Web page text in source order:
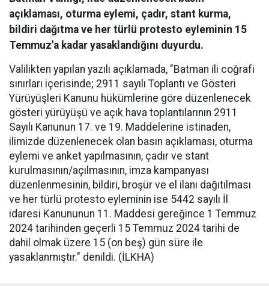
açıklaması, oturma eylemi, çadır, stant kurma,
bildiri dağıtma ve her türlü protesto eyleminin 15
Temmuz'a kadar yasaklandığını duyurdu.
Valilikten yapılan yazılı açıklamada, "Batman ili coğrafi
sınırları içerisinde; 2911 sayılı Toplantı ve Gösteri
Yürüyüşleri Kanunu hükümlerine göre düzenlenecek
gösteri yürüyüşü ve açık hava toplantılarının 2911
Sayılı Kanunun 17. ve 19. Maddelerine istinaden,
ilimizde düzenlenecek olan basın açıklaması, oturma
eylemi ve anket yapılmasının, çadır ve stant
kurulmasının/açılmasının, imza kampanyası
düzenlenmesinin, bildiri, broşür ve el ilanı dağıtılması
ve her türlü protesto eyleminin ise 5442 sayılı İl
idaresi Kanununun 11. Maddesi gereğince 1 Temmuz
2024 tarihinden geçerli 15 Temmuz 2024 tarihi de
dahil olmak üzere 15 (on beş) gün süre ile
yasaklanmıştır." denildi. (İLKHA)